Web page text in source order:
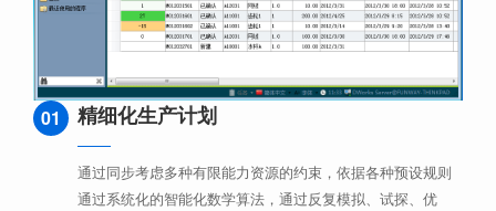
01 精细化生产计划
通过同步考虑多种有限能力资源的约束，依据各种预设规则
通过系统化的智能化数学算法，通过反复模拟、试探、优